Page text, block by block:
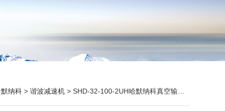
纳科 > 谐波减速机 > SHD-32-100-2UH哈默纳科真空输送谐波传动件